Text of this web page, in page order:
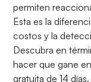
permiten
Esta es la
costos y la
Descubra en
hacer que gane
gratuita de 14 días.